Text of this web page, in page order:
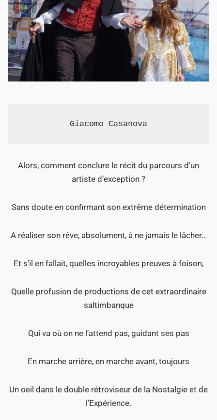
Giacomo Casanova
Alors, comment conclure le récit du parcours d’un
artiste d’exception ?
Sans doute en confirmant son extrême détermination
A réaliser son rêve, absolument, à ne jamais le lâcher…
Et s’il en fallait, quelles incroyables preuves à foison,
Quelle profusion de productions de cet extraordinaire
saltimbanque
Qui va où on ne l’attend pas, guidant ses pas
En marche arrière, en marche avant, toujours
Un oeil dans le double rétroviseur de la Nostalgie et de
l’Expérience.